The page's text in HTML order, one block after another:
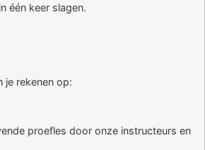
één keer slagen.
je rekenen op:
proefles door onze instructeurs en